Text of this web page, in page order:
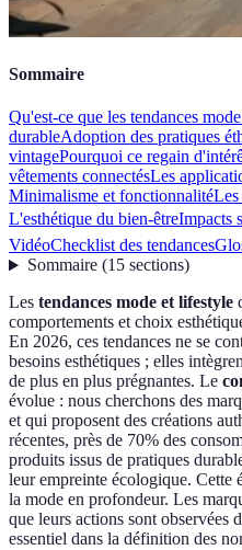
Sommaire
Qu'est-ce que les tendances
durableAdoption des pratiques
vintagePourquoi ce regain
vêtements connectésLes
Minimalisme et fonctionnalitéLes
L'esthétique du bien-êtreImpacts
VidéoChecklist des tendances
Sommaire(15 sections)
Les tendances mode et lifestyle
comportements et choix
En 2026, ces tendances ne se
besoins esthétiques ; elles
de plus en plus prégnantes. Le
évolue : nous cherchons des
et qui proposent des créations
récentes, près de 70% des
produits issus de pratiques
leur empreinte écologique.
la mode en profondeur. Les
que leurs actions sont observées
essentiel dans la définition des